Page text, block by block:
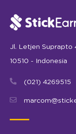
Jl. Letjen Suprapto
10510 - Indonesia
(021) 4269515